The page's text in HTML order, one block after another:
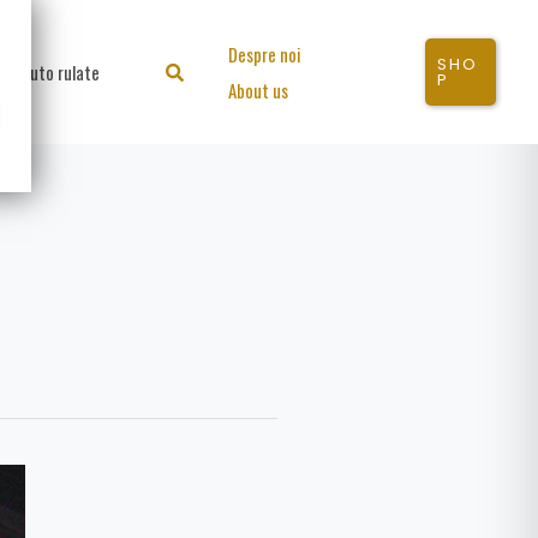
Auto rulate Search
Despre noi
About us
SHO
P